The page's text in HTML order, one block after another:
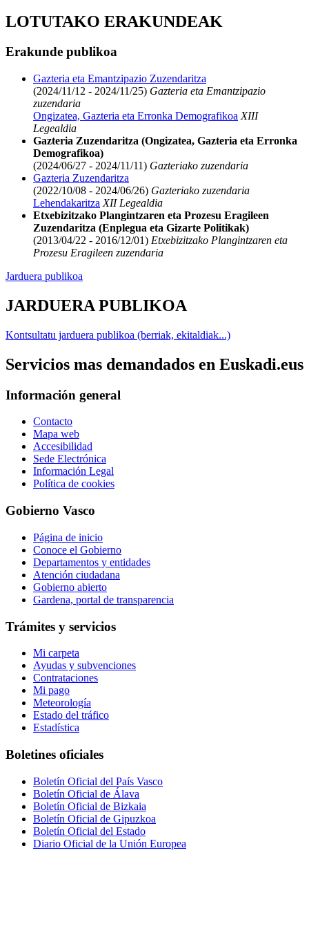
LOTUTAKO ERAKUNDEAK
Erakunde publikoa
Gazteria eta Emantzipazio Zuzendaritza
(2024/11/12 - 2024/11/25) Gazteria eta Emantzipazio
zuzendaria
Ongizatea, Gazteria eta Erronka Demografikoa XIII
Legealdia
Gazteria Zuzendaritza (Ongizatea, Gazteria eta Erronka
Demografikoa)
(2024/06/27 - 2024/11/11) Gazteriako zuzendaria
Gazteria Zuzendaritza
(2022/10/08 - 2024/06/26) Gazteriako zuzendaria
Lehendakaritza XII Legealdia
Etxebizitzako Plangintzaren eta Prozesu Eragileen
Zuzendaritza (Enplegua eta Gizarte Politikak)
(2013/04/22 - 2016/12/01) Etxebizitzako Plangintzaren eta
Prozesu Eragileen zuzendaria
Jarduera publikoa
JARDUERA PUBLIKOA
Kontsultatu jarduera publikoa (berriak, ekitaldiak...)
Servicios mas demandados en Euskadi.eus
Información general
Contacto
Mapa web
Accesibilidad
Sede Electrónica
Información Legal
Política de cookies
Gobierno Vasco
Página de inicio
Conoce el Gobierno
Departamentos y entidades
Atención ciudadana
Gobierno abierto
Gardena, portal de transparencia
Trámites y servicios
Mi carpeta
Ayudas y subvenciones
Contrataciones
Mi pago
Meteorología
Estado del tráfico
Estadística
Boletines oficiales
Boletín Oficial del País Vasco
Boletín Oficial de Álava
Boletín Oficial de Bizkaia
Boletín Oficial de Gipuzkoa
Boletín Oficial del Estado
Diario Oficial de la Unión Europea